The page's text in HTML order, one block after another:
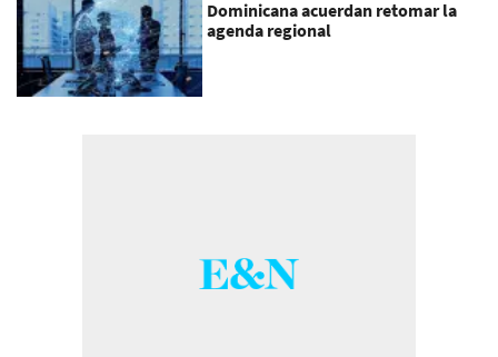
Dominicana acuerdan retomar la
agenda regional